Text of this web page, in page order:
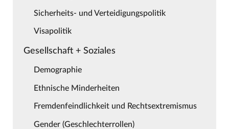
Sicherheits- und Verteidigungspolitik
Visapolitik
Gesellschaft + Soziales
Demographie
Ethnische Minderheiten
Fremdenfeindlichkeit und Rechtsextremismus
Gender (Geschlechterrollen)